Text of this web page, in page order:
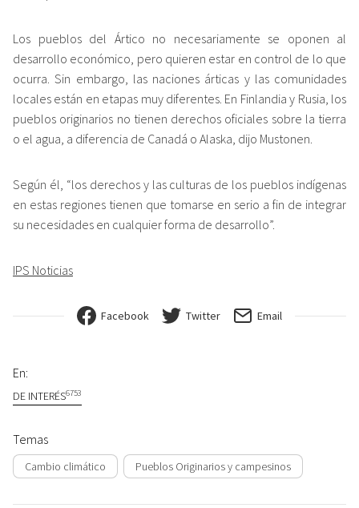
Los pueblos del Ártico no necesariamente se oponen al
desarrollo económico, pero quieren estar en control de lo que
ocurra. Sin embargo, las naciones árticas y las comunidades
locales están en etapas muy diferentes. En Finlandia y Rusia, los
pueblos originarios no tienen derechos oficiales sobre la tierra
o el agua, a diferencia de Canadá o Alaska, dijo Mustonen.
Según él, “los derechos y las culturas de los pueblos indígenas
en estas regiones tienen que tomarse en serio a fin de integrar
su necesidades en cualquier forma de desarrollo”.
IPS Noticias
Facebook Twitter Email
En:
DE INTERÉS6753
Temas
Cambio climático Pueblos Originarios y campesinos